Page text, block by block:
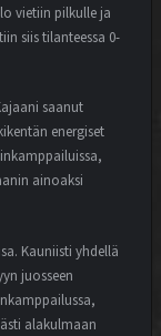
vietiin pilkulle ja
siis tilanteessa 0-
saanut
energiset
ainoaksi
Kauniisti yhdellä
juosseen
alakulmaan